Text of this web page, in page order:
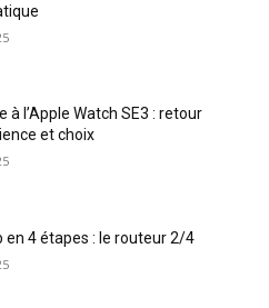
à l’Apple Watch SE3 : retour
et choix
en 4 étapes : le routeur 2/4